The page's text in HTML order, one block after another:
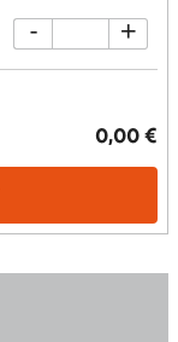
- +
0,00 €